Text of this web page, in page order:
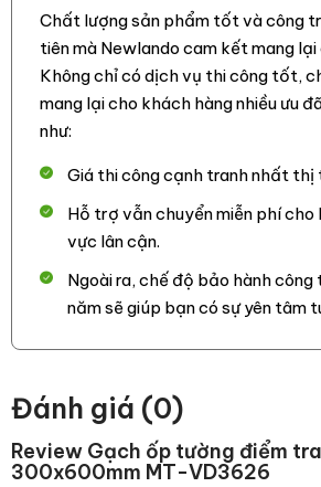
Chất lượng sản phẩm tốt và công
tiên mà Newlando cam kết mang
Không chỉ có dịch vụ thi công tốt,
mang lại cho khách hàng nhiều ưu
như:
Giá thi công cạnh tranh nhất thị
Hỗ trợ vẫn chuyển miễn phí cho
vực lân cận.
Ngoài ra, chế độ bảo hành công
năm sẽ giúp bạn có sự yên tâm
Đánh giá (0)
Review Gạch ốp tường điểm
300x600mm MT-VD3626